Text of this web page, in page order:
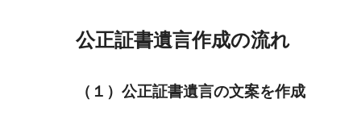
公正証書遺言作成の流れ
（１）公正証書遺言の文案を作成